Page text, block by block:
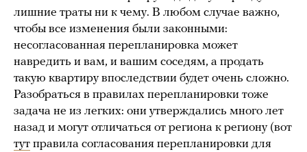
лишние траты ни к чему. В любом случае важно,
чтобы все изменения были законными:
несогласованная перепланировка может
навредить и вам, и вашим соседям, а продать
такую квартиру впоследствии будет очень сложно.
Разобраться в правилах перепланировки тоже
задача не из легких: они утверждались много лет
назад и могут отличаться от региона к региону (вот
тут правила согласования перепланировки для